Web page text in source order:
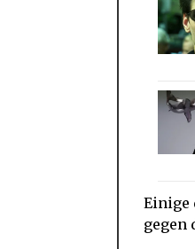
Einige
gegen